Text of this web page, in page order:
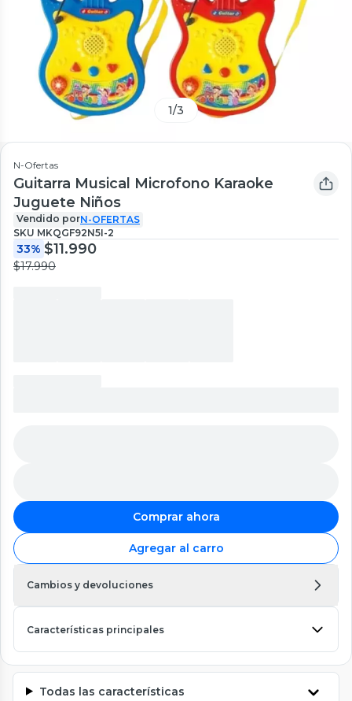
1/3
N-Ofertas
Guitarra Musical Microfono Karaoke
Juguete Niños
Vendido porN-OFERTAS
SKU MKQGF92N5I-2
33% $11.990
$17.990
Comprar ahora
Agregar al carro
Cambios y devoluciones
Características principales
Todas las características